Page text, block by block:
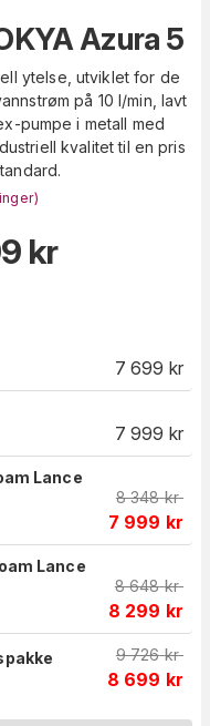
Azura 5
ytelse, utviklet for de
på 10 l/min, lavt
pumpe i metall med
kvalitet til en pris
)
kr
7 699 kr
7 999 kr
Lance
8 348 kr
7 999 kr
Lance
8 648 kr
8 299 kr
9 726 kr
8 699 kr